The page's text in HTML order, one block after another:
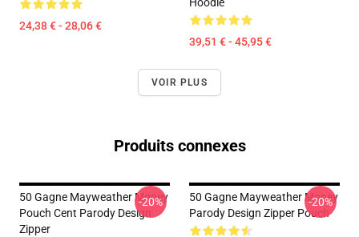
24,38 € - 28,06 €
39,51 € - 45,95 €
VOIR PLUS
Produits connexes
50 Gagne Mayweather Money
Pouch Cent Parody Design
Zipper
-20%
50 Gagne Mayweather Money
Parody Design Zipper Pouch
-20%